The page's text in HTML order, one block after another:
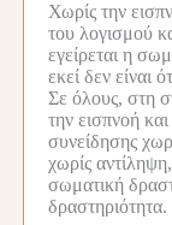
Χωρίς την
του λογισμού
εγείρεται η
εκεί δεν είναι
Σε όλους, στη
την εισπνοή
συνείδησης
χωρίς
σωματική
δραστηριότητα.